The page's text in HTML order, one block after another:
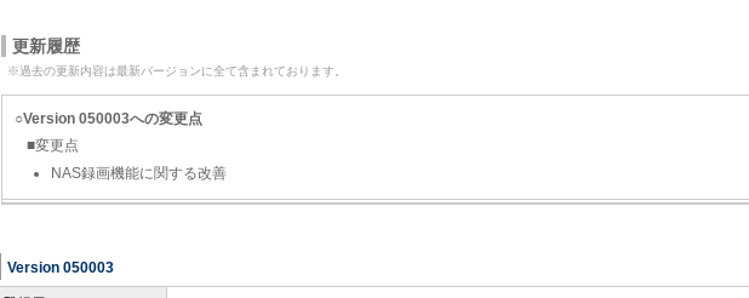
更新履歴
※過去の更新内容は最新バージョンに全て含まれております。
○Version 050003への変更点
■変更点
NAS録画機能に関する改善
Version 050003